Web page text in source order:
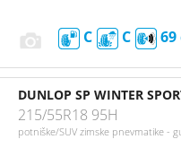
C C 69
DUNLOP SP WINTER
215/55R18 95H
potniške/SUV zimske pnevmatike -